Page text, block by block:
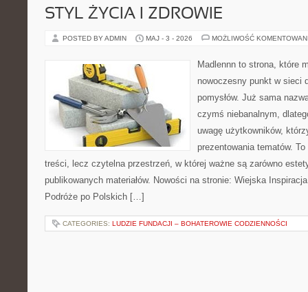
STYL ŻYCIA I ZDROWIE
POSTED BY ADMIN MAJ - 3 - 2026 MOŻLIWOŚĆ
Madlennn to strona, które
nowoczesny punkt w sieci
pomysłów. Już sama
czymś niebanalnym,
uwagę użytkowników,
prezentowania tematów.
treści, lecz czytelna przestrzeń, w której ważne są zarówno
publikowanych materiałów. Nowości na stronie: Wiejska
Podróże po Polskich […]
CATEGORIES: LUDZIE FUNDACJI – BOHATEROWIE CODZIENNOŚCI